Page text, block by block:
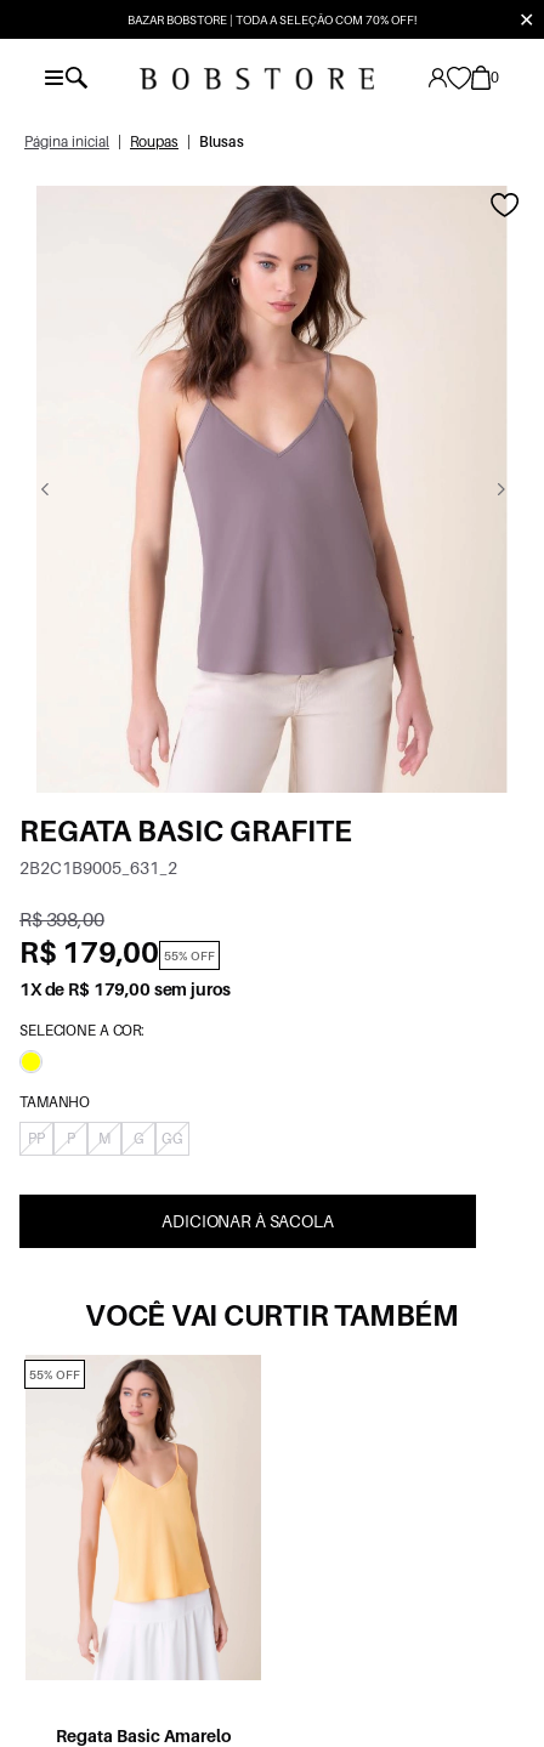
BAZAR BOBSTORE | TODA A SELEÇÃO COM 70% OFF! ✕
0
Página inicial Roupas Blusas
REGATA BASIC GRAFITE
2B2C1B9005_631_2
R$ 398,00
R$ 179,00 55% OFF
1X de R$ 179,00 sem juros
SELECIONE A COR:
TAMANHO
PP
P M G GG
ADICIONAR À SACOLA
VOCÊ VAI CURTIR TAMBÉM
Regata Basic Amarelo
55% OFF